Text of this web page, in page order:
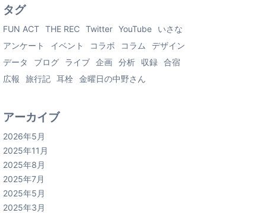
タグ
FUN ACT THE REC Twitter YouTube
いさな
アンケート
イベント コラボ コラム
デザイン
データ
ブログ ライブ 企画 分析 収録 合宿
広報
旅行記 耳栓 金曜日の中野さん
アーカイブ
2026年5月
2025年11月
2025年8月
2025年7月
2025年5月
2025年3月